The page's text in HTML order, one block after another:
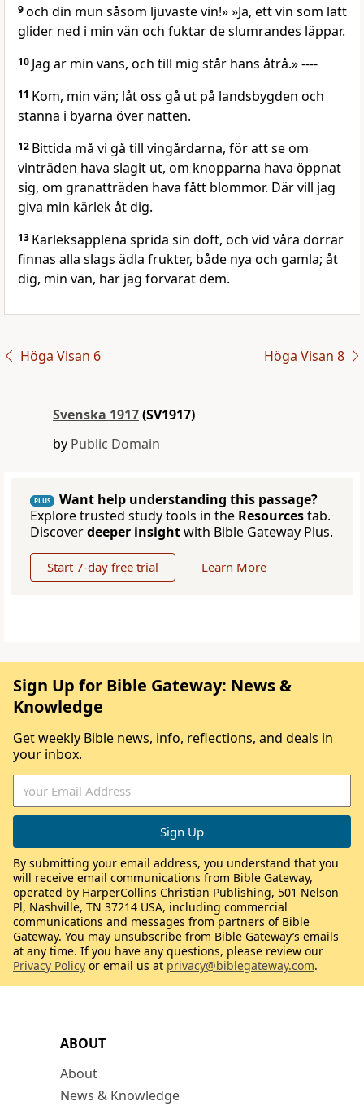
9och din mun såsom ljuvaste vin!» »Ja, ett vin som lätt
glider ned i min vän och fuktar de slumrandes läppar.
10 Jag är min väns, och till mig står hans åtrå.» ----
11 Kom, min vän; låt oss gå ut på landsbygden och
stanna i byarna över natten.
12 Bittida må vi gå till vingårdarna, för att se om
vinträden hava slagit ut, om knopparna hava öppnat
sig, om granatträden hava fått blommor. Där vill jag
giva min kärlek åt dig.
13 Kärleksäpplena sprida sin doft, och vid våra dörrar
finnas alla slags ädla frukter, både nya och gamla; åt
dig, min vän, har jag förvarat dem.
Höga Visan 6 Höga Visan 8
Svenska 1917(SV1917)
by Public Domain
PLUS
Want help understanding this passage?
Explore trusted study tools in the Resourcestab.
Discoverdeeper insightwith Bible Gateway Plus.
Start 7-day free trial Learn More
ABOUT
About
News & Knowledge
Sign Up for Bible Gateway: News &
Knowledge
Get weekly Bible news, info, reflections, and deals in
your inbox.
By submitting your email address, you understand that you
will receive email communications from Bible Gateway,
operated by HarperCollins Christian Publishing, 501 Nelson
Pl, Nashville, TN 37214 USA, including commercial
communications and messages from partners of Bible
Gateway. You may unsubscribe from Bible Gateway’s emails
at any time. If you have any questions, please review our
Privacy Policy or email us at privacy@biblegateway.com.